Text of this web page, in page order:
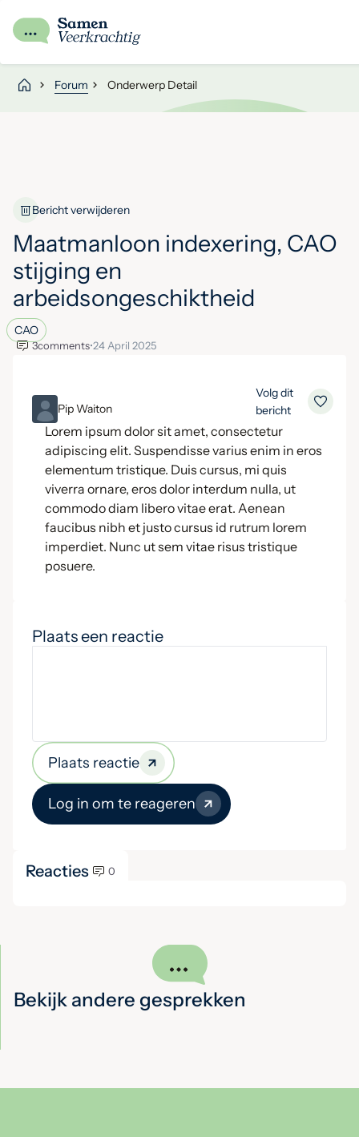
Forum Onderwerp Detail
Bericht verwijderen
Maatmanloon indexering, CAO
stijging en
arbeidsongeschiktheid
CAO
3comments•24 April 2025
ML Pip Waiton
Volg dit
bericht
Lorem ipsum dolor sit amet, consectetur
adipiscing elit. Suspendisse varius enim in eros
elementum tristique. Duis cursus, mi quis
viverra ornare, eros dolor interdum nulla, ut
commodo diam libero vitae erat. Aenean
faucibus nibh et justo cursus id rutrum lorem
imperdiet. Nunc ut sem vitae risus tristique
posuere.
Plaats een reactie
Plaats reactie
Log in om te reageren
Reacties 0
Bekijk andere gesprekken